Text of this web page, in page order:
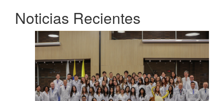
Noticias Recientes